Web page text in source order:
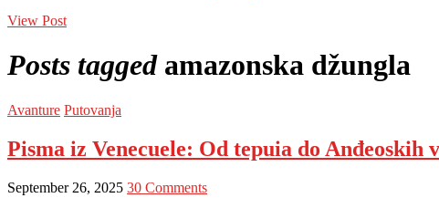
View Post
Posts tagged amazonska džungla
Avanture Putovanja
Pisma iz Venecuele: Od tepuia do Anđeoskih
September 26, 2025 30 Comments